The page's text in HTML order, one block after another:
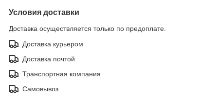
Условия доставки
Доставка осуществляется только по предоплате.
Доставка курьером
Доставка почтой
Транспортная компания
Самовывоз